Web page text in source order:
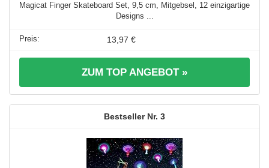
Magicat Finger Skateboard Set, 9,5 cm, Mitgebsel, 12 einzigartige
Designs ...
13,97 €
ZUM TOP ANGEBOT »
3